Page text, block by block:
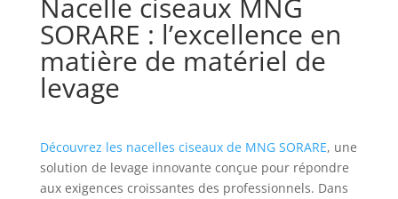
Nacelle ciseaux MNG
SORARE : l’excellence en
matière de matériel de
levage
Découvrez les nacelles ciseaux de MNG SORARE, une
solution de levage innovante conçue pour répondre
aux exigences croissantes des professionnels. Dans